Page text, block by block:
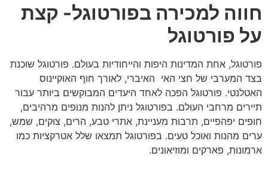
חווה למכירה בפורטוגל- קצת
על פורטוגל
פורטוגל, אחת המדינות היפות והייחודיות בעולם. פורטוגל שוכנת
בצד המערבי של חצי האי האיברי, לאורך חוף האוקיינוס
האטלנטי. פורטוגל הפכה לאחד היעדים המבוקשים ביותר עבור
תיירים מרחבי העולם. בפורטוגל ניתן להנות מנופים מרהיבים,
חופים יפהפיים, תרבות מעניינת, אתרי טבע, הרים, צוקים, שמש,
ערים מהנות ואוכל טעים. בפורטוגל תמצאו שלל אטרקציות כמו
ארמונות, פארקים ומוזיאונים.